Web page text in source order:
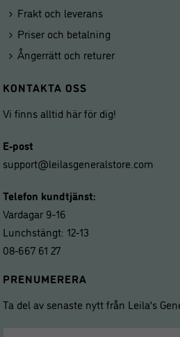
Frakt och leverans
Priser och betalning
Ångerrätt och returer
KONTAKTA OSS
Vi finns alltid här för dig!
E-post
support@leilasgeneralstore.com
Telefon kundtjänst:
Vardagar 9-16
Lunchstängt: 12-13
08-667 61 27
PRENUMERERA
Ta del av senaste nytt från Leila’s